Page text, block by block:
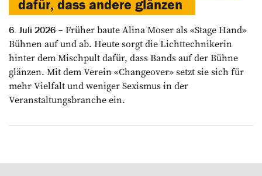
dafür, dass andere glänzen
6. Juli 2026
Früher baute Alina Moser als «Stage Hand»
Bühnen auf und ab. Heute sorgt die Lichttechnikerin
hinter dem Mischpult dafür, dass Bands auf der Bühne
glänzen. Mit dem Verein «Changeover» setzt sie sich für
mehr Vielfalt und weniger Sexismus in der
Veranstaltungsbranche ein.